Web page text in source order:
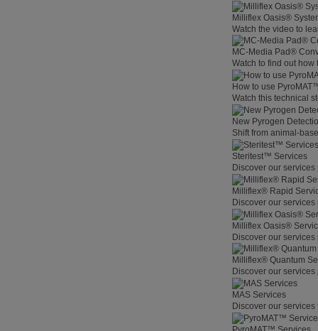
Milliflex Oasis®
Watch the video to
MC-Media Pad®
Watch to find out
How to use
Watch this technical
New Pyrogen
Shift from animal-
Steritest™ Services
Discover our
Milliflex® Rapid
Discover our
Milliflex Oasis®
Discover our
Milliflex® Quantum
Discover our
MAS Services
Discover our